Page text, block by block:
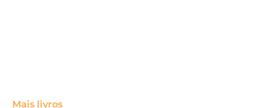
Mais livros